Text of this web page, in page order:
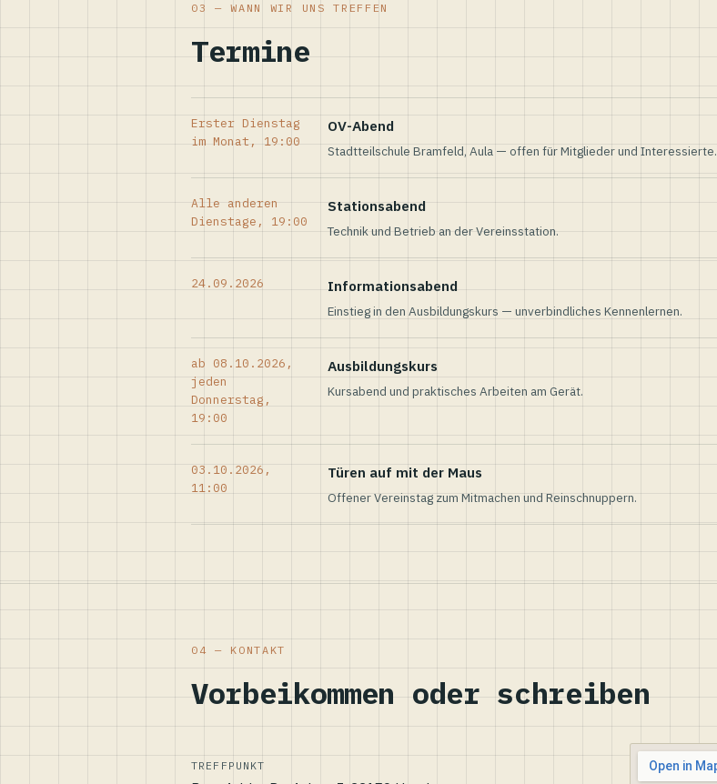
03 — WANN WIR UNS TREFFEN
Termine
Erster Dienstag
im Monat, 19:00
OV-Abend
Stadtteilschule Bramfeld, Aula — offen für Mitglieder und Interessierte.
Alle anderen
Dienstage, 19:00
Stationsabend
Technik und Betrieb an der Vereinsstation.
24.09.2026 Informationsabend
Einstieg in den Ausbildungskurs — unverbindliches Kennenlernen.
ab 08.10.2026,
jeden
Donnerstag,
19:00
Ausbildungskurs
Kursabend und praktisches Arbeiten am Gerät.
03.10.2026,
11:00
Türen auf mit der Maus
Offener Vereinstag zum Mitmachen und Reinschnuppern.
04 — KONTAKT
Vorbeikommen oder schreiben
TREFFPUNKT